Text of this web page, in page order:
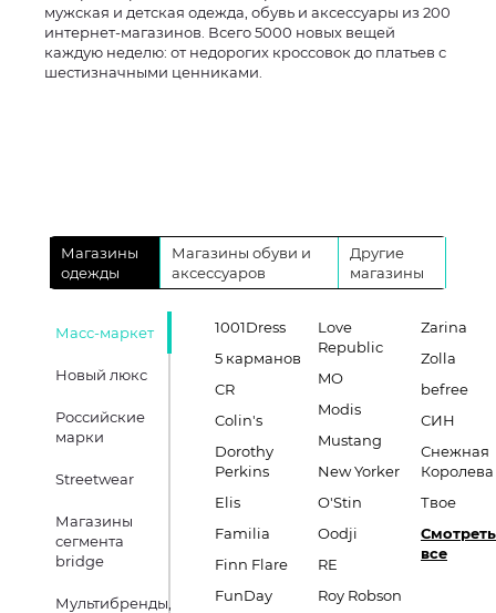
мужская и детская одежда, обувь и аксессуары из 200
интернет-магазинов. Всего 5000 новых вещей
каждую неделю: от недорогих кроссовок до платьев с
шестизначными ценниками.
Магазины
одежды
Магазины обуви и
аксессуаров
Другие
магазины
Масс-маркет
Новый люкс
Российские
марки
Streetwear
Магазины
сегмента
bridge
Мультибренды,
1001Dress
5 карманов
CR
Colin's
Dorothy
Perkins
Elis
Familia
Finn Flare
FunDay
Love
Republic
MO
Modis
Mustang
New Yorker
O'Stin
Oodji
RE
Roy Robson
Zarina
Zolla
befree
СИН
Снежная
Королева
Твое
Смотреть
все